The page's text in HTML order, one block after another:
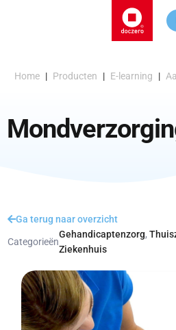
Home | Producten | E-learning |
Ga terug naar overzicht
Categorieën
Gehandicaptenzorg,
Ziekenhuis